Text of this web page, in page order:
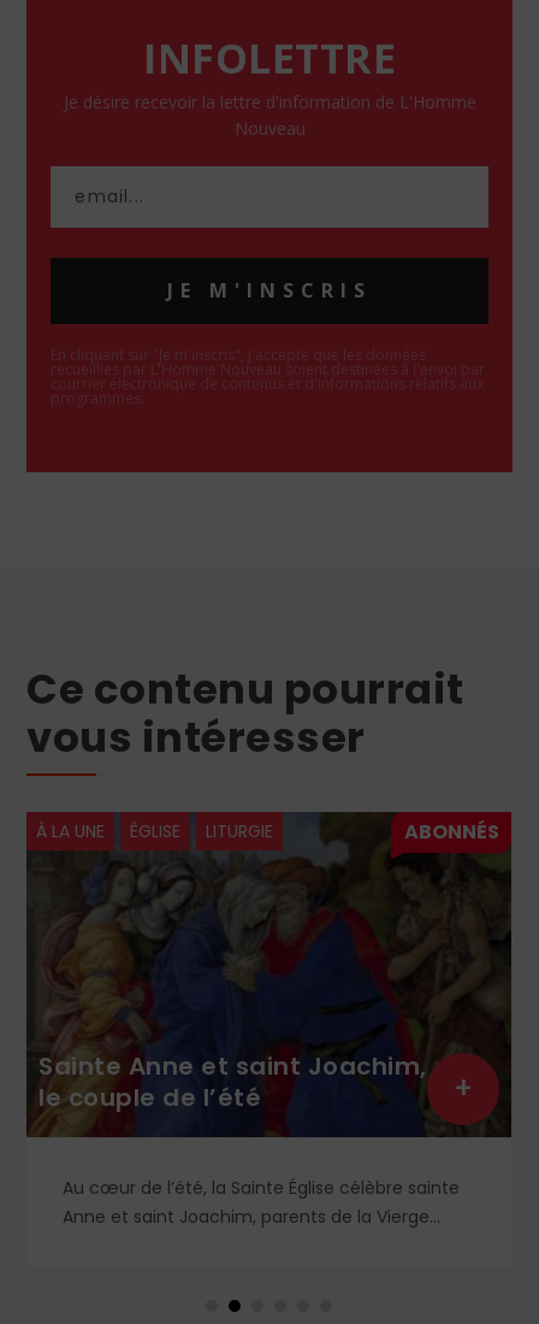
INFOLETTRE
Je désire recevoir la lettre d'information de L'Homme
Nouveau
JE M'INSCRIS
En cliquant sur "Je m'inscris", j'accepte que les données
recueillies par L'Homme Nouveau soient destinées à l'envoi par
courrier électronique de contenus et d'informations relatifs aux
programmes.
Ce contenu pourrait
vous intéresser
À LA UNE ÉGLISE LITURGIE
Sainte Anne et saint Joachim,
le couple de l’été
Au cœur de l’été, la Sainte Église célèbre sainte
Anne et saint Joachim, parents de la Vierge
en Orient qu’en Occident, célèbre par sa piété
+